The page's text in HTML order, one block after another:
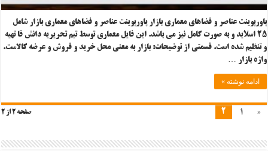
پاورپوینت عناصر و فضاهای معماری بازار پاورپوینت عناصر و فضاهای معماری بازار شامل
۲۵ اسلاید و به صورت کامل نیز می باشد. این فایل معماری توسط تیم تحریریه دانش فا تهیه
و تنظیم شده است. قسمتی از توضیحات: بازار به معنی محل خرید و فروش و عرضه کالاست.
واژه بازار …
ادامه نوشته »
صفحه 2 از 2 «
1
2